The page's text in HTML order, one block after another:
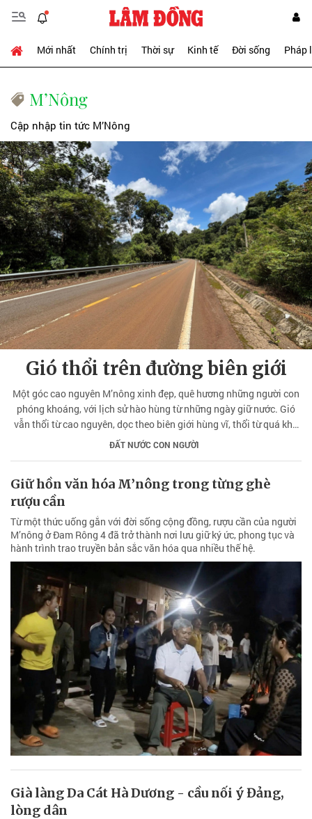
Mới nhất Chính trị Thời sự Kinh tế Đời sống Pháp
M’Nông
Cập nhập tin tức M’Nông
Gió thổi trên đường biên giới
Một góc cao nguyên M’nông xinh đẹp, quê hương những người con
phóng khoáng, với lịch sử hào hùng từ những ngày giữ nước. Gió
vẫn thổi từ cao nguyên, dọc theo biên giới hùng vĩ, thổi từ quá khứ
tới hôm nay và cả mai sau.
ĐẤT NƯỚC CON NGƯỜI
Giữ hồn văn hóa M’nông trong từng ghè
rượu cần
Từ một thức uống gắn với đời sống cộng đồng, rượu cần của người
M’nông ở Đam Rông 4 đã trở thành nơi lưu giữ ký ức, phong tục và
hành trình trao truyền bản sắc văn hóa qua nhiều thế hệ.
Già làng Da Cát Hà Dương - cầu nối ý Đảng,
lòng dân